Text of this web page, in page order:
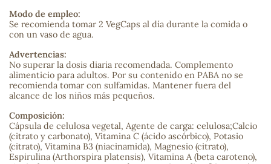
Modo de empleo:
Se recomienda tomar 2 VegCaps al día durante la comida o
con un vaso de agua.
Advertencias:
No superar la dosis diaria recomendada. Complemento
alimenticio para adultos. Por su contenido en PABA no se
recomienda tomar con sulfamidas. Mantener fuera del
alcance de los niños más pequeños.
Composición:
Cápsula de celulosa vegetal, Agente de carga: celulosa;Calcio
(citrato y carbonato), Vitamina C (ácido ascórbico), Potasio
(citrato), Vitamina B3 (niacinamida), Magnesio (citrato),
Espirulina (Arthorspira platensis), Vitamina A (beta caroteno),